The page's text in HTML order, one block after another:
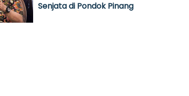
Senjata di Pondok Pinang